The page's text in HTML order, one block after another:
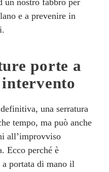
un nostro fabbro per
e a prevenire in
porte a
una serratura
tempo, ma può anche
all’improvviso
Ecco perché è
a portata di mano il